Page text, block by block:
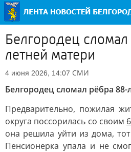
Белгородец
летней матери
4 июня 2026, 14:07 СМИ
Белгородец сломал рёбра
Предварительно, пожилая
округа поссорилась со своим
она решила уйти из дома,
Пенсионерка упала и не